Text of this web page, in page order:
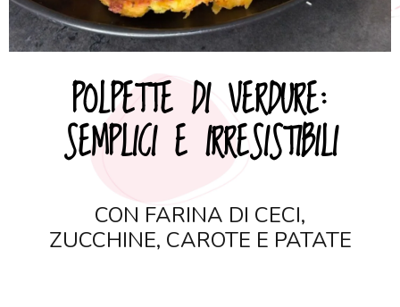
POLPETTE DI VERDURE:
SEMPLICI E IRRESISTIBILI
CON FARINA DI CECI,
ZUCCHINE, CAROTE E PATATE